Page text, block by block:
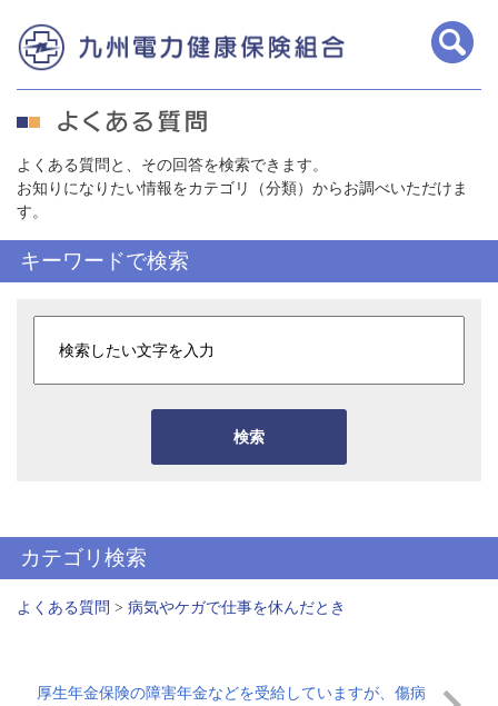
よくある質問と、その回答を検索できます。
お知りになりたい情報をカテゴリ（分類）からお調べいただけま
す。
キーワードで検索
検索
カテゴリ検索
よくある質問 > 病気やケガで仕事を休んだとき
厚生年金保険の障害年金などを受給していますが、傷病